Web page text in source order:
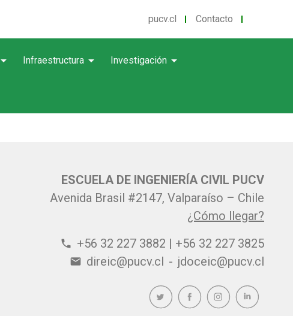
pucv.cl Contacto
arrow_drop_down Infraestructura arrow_drop_down Investigación arrow_drop_down
ESCUELA DE INGENIERÍA CIVIL PUCV
Avenida Brasil #2147, Valparaíso – Chile
¿Cómo llegar?
phone +56 32 227 3882 | +56 32 227 3825
email direic@pucv.cl - jdoceic@pucv.cl